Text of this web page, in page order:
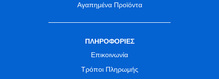
Αγαπημένα Προϊόντα
ΠΛΗΡΟΦΟΡΙΕΣ
Επικοινωνία
Τρόποι Πληρωμής